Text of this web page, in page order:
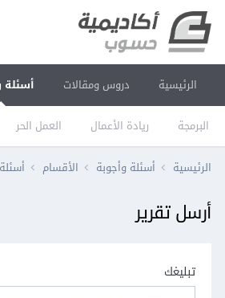
الرئيسية دروس ومقالات أسئلة
البرمجة ريادة الأعمال العمل الحر
الرئيسية أسئلة وأجوبة الأقسام
أرسل تقرير
تبليغك